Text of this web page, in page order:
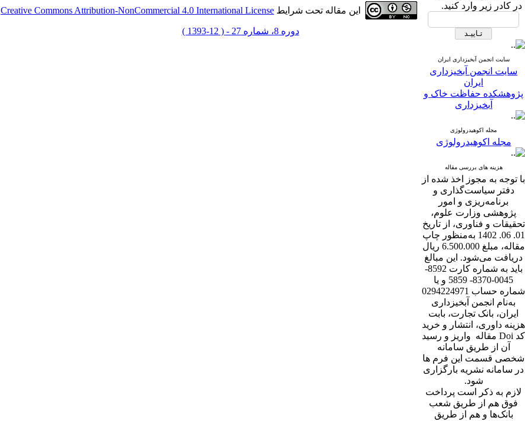
در کادر زیر وارد کنید.
سایت انجمن آبخیزداری ایران
سایت انجمن آبخیزداری
ایران
پژوهشکده حفاظت خاک و
آبخیزداری
مجله اکوهیدرولوژی
مجله اکوهیدرولوژی
هزینه های بررسی مقاله
با توجه به مجوز اخذ شده از
دفتر سیاست‌گذاری و
برنامه‌ریزی و امور
پژوهشی وزارت علوم،
تحقیقات و فناوری، از تاریخ
01. 06. 1402 به‌منظور چاپ
مقاله، مبلغ 6.500.000 ریال
دریافت می‌شود. این مبالغ
باید به شماره کارت 8592-
0045-8370- 5859 و یا
شماره حساب 0294224971
به‌نام انجمن آبخیزداری
ایران، بانک تجارت، بابت
هزینه داوری، انتشار و خرید
کد Doi مقاله واریز و رسید
آن از طریق سامانه
شخصی قسمت این فرم ها
در سامانه نشریه بارگزاری
شود.
لازم به ذکر است پرداخت
فوق هم از طریق شعب
بانک‌‌ها و هم از طریق
این مقاله تحت شرایط Creative Commons Attribution-NonCommercial 4.0 International License
دوره 8، شماره 27 - ( 12-1393 )